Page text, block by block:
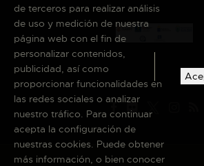
de terceros para realizar análisis
de uso y medición de nuestra
página web con el fin de
personalizar contenidos,
publicidad, así como
proporcionar funcionalidades en
las redes sociales o analizar
nuestro tráfico. Para continuar
acepta la configuración de
nuestras cookies. Puede obtener
más información, o bien conocer